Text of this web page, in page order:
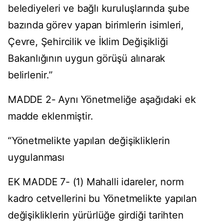
belediyeleri ve bağlı kuruluşlarında şube
bazında görev yapan birimlerin isimleri,
Çevre, Şehircilik ve İklim Değişikliği
Bakanlığının uygun görüşü alınarak
belirlenir.”
MADDE 2- Aynı Yönetmeliğe aşağıdaki ek
madde eklenmiştir.
“Yönetmelikte yapılan değişikliklerin
uygulanması
EK MADDE 7- (1) Mahalli idareler, norm
kadro cetvellerini bu Yönetmelikte yapılan
değişikliklerin yürürlüğe girdiği tarihten